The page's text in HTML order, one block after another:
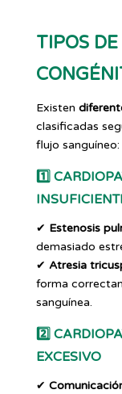
TIPOS
Existen
clasificadas
flujo sanguíneo:
1️⃣
✔ Estenosis
demasiado
✔ Atresia
forma
sanguínea.
2️⃣
EXCESIVO
✔